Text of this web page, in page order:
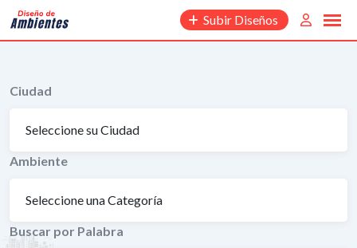
Saltar
contenido
Subir Diseños
Ciudad
Ambiente
Buscar por Palabra